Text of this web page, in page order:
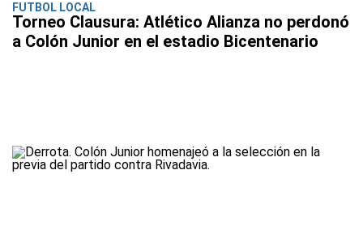
FUTBOL LOCAL
Torneo Clausura: Atlético Alianza no perdonó
a Colón Junior en el estadio Bicentenario